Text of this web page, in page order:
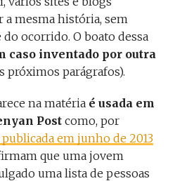
a mesma história, sem
ocorrido. O boato dessa
caso inventado por outra
próximos parágrafos).
na matériaé usada em
Postcomo, por
publicada em junho de 2013
que uma jovem
uma lista de pessoas